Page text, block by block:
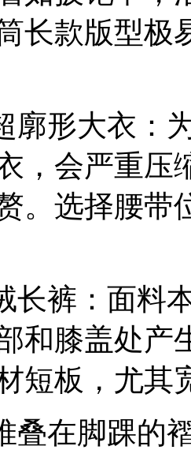
长款版型极
廓形大衣：
，会严重压
。选择腰带
长裤：面料
和膝盖处产
短板，尤其
叠在脚踝的